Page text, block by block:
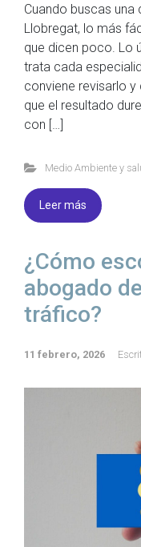
Cuando buscas una
Llobregat, lo más
que dicen poco. Lo
trata cada
conviene revisarlo
que el resultado
con […]
Medio Ambiente y
Leer más
¿Cómo
abogado
tráfico?
11 febrero, 2026